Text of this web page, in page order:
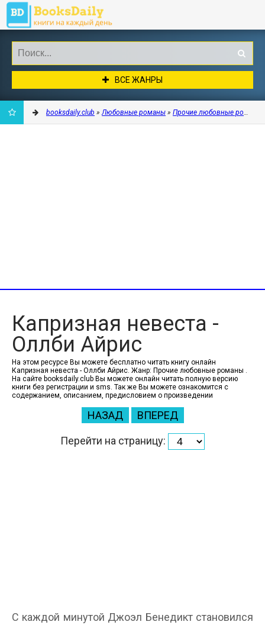
ВСЕ ЖАНРЫ
booksdaily.club »Любовные романы » Прочие любовные романы
Капризная невеста -
Оллби Айрис
На этом ресурсе Вы можете бесплатно читать книгу онлайн
Капризная невеста - Оллби Айрис. Жанр: Прочие любовные романы .
На сайте booksdaily.club Вы можете онлайн читать полную версию
книги без регистрации и sms. Так же Вы можете ознакомится с
содержанием, описанием, предисловием о произведении
НАЗАД ВПЕРЕД
Перейти на страницу:
С каждой минутой Джоэл Бенедикт становился